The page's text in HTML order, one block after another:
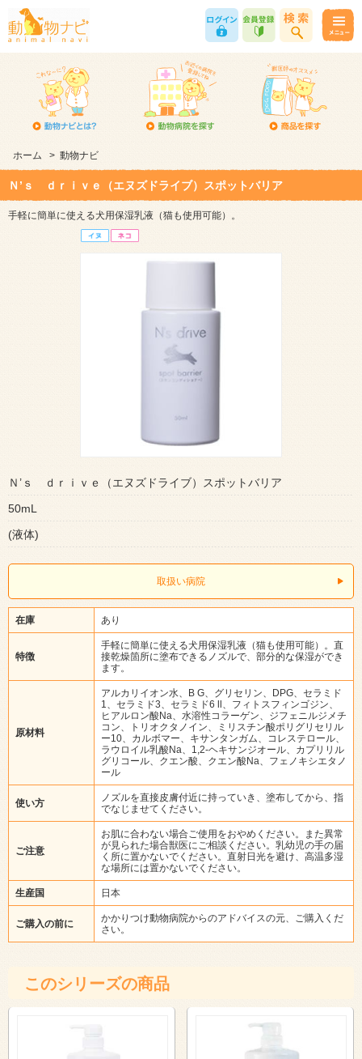
ホーム > 動物ナビ
Ｎ’ｓ ｄｒｉｖｅ（エヌズドライブ）スポットバリア
手軽に簡単に使える犬用保湿乳液（猫も使用可能）。
Ｎ’ｓ ｄｒｉｖｅ（エヌズドライブ）スポットバリア
50mL
(液体)
取扱い病院
在庫 あり
特徴
手軽に簡単に使える犬用保湿乳液（猫も使用可能）。直
接乾燥箇所に塗布できるノズルで、部分的な保湿ができ
ます。
原材料
アルカリイオン水、B G、グリセリン、DPG、セラミド
1、セラミド3、セラミド6 ll、フィトスフィンゴジン、
ヒアルロン酸Na、水溶性コラーゲン、ジフェニルジメチ
コン、トリオクタノイン、ミリスチン酸ポリグリセリル
ー10、カルボマー、キサンタンガム、コレステロール、
ラウロイル乳酸Na、1,2-ヘキサンジオール、カプリリル
グリコール、クエン酸、クエン酸Na、フェノキシエタノ
ール
使い方
ノズルを直接皮膚付近に持っていき、塗布してから、指
でなじませてください。
ご注意
お肌に合わない場合ご使用をおやめください。また異常
が見られた場合獣医にご相談ください。乳幼児の手の届
く所に置かないでください。直射日光を避け、高温多湿
な場所には置かないでください。
生産国 日本
ご購入の前に
かかりつけ動物病院からのアドバイスの元、ご購入くだ
さい。
このシリーズの商品